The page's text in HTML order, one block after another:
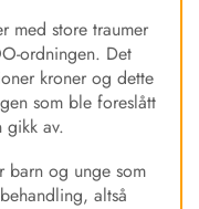
med store traumer
ordningen. Det
kroner og dette
som ble foreslått
gikk av.
barn og unge som
altså